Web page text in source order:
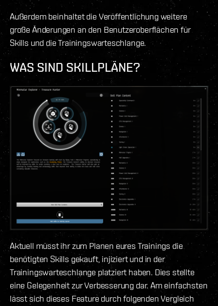
Außerdem beinhaltet die Veröffentlichung weitere
große Änderungen an den Benutzeroberflächen für
Skills und die Trainingswarteschlange.
WAS SIND SKILLPLÄNE?
Aktuell müsst ihr zum Planen eures Trainings die
benötigten Skills gekauft, injiziert und in der
Trainingswarteschlange platziert haben. Dies stellte
eine Gelegenheit zur Verbesserung dar. Am einfachsten
lässt sich dieses Feature durch folgenden Vergleich